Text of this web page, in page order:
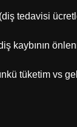
tedavisi
kaybının
tüketim vs